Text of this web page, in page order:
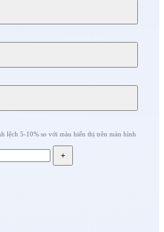
lệch 5-10% so với màu hiển thị trên màn hình
+